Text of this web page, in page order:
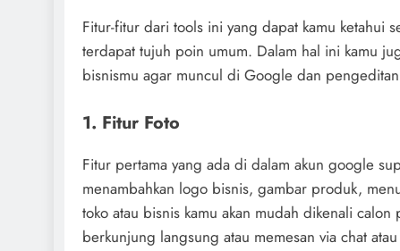
Fitur-fitur dari tools ini yang dapat kamu ketahui
terdapat tujuh poin umum. Dalam hal ini kamu
bisnismu agar muncul di Google dan
1. Fitur Foto
Fitur pertama yang ada di dalam akun google
menambahkan logo bisnis, gambar produk,
toko atau bisnis kamu akan mudah dikenali
berkunjung langsung atau memesan via chat